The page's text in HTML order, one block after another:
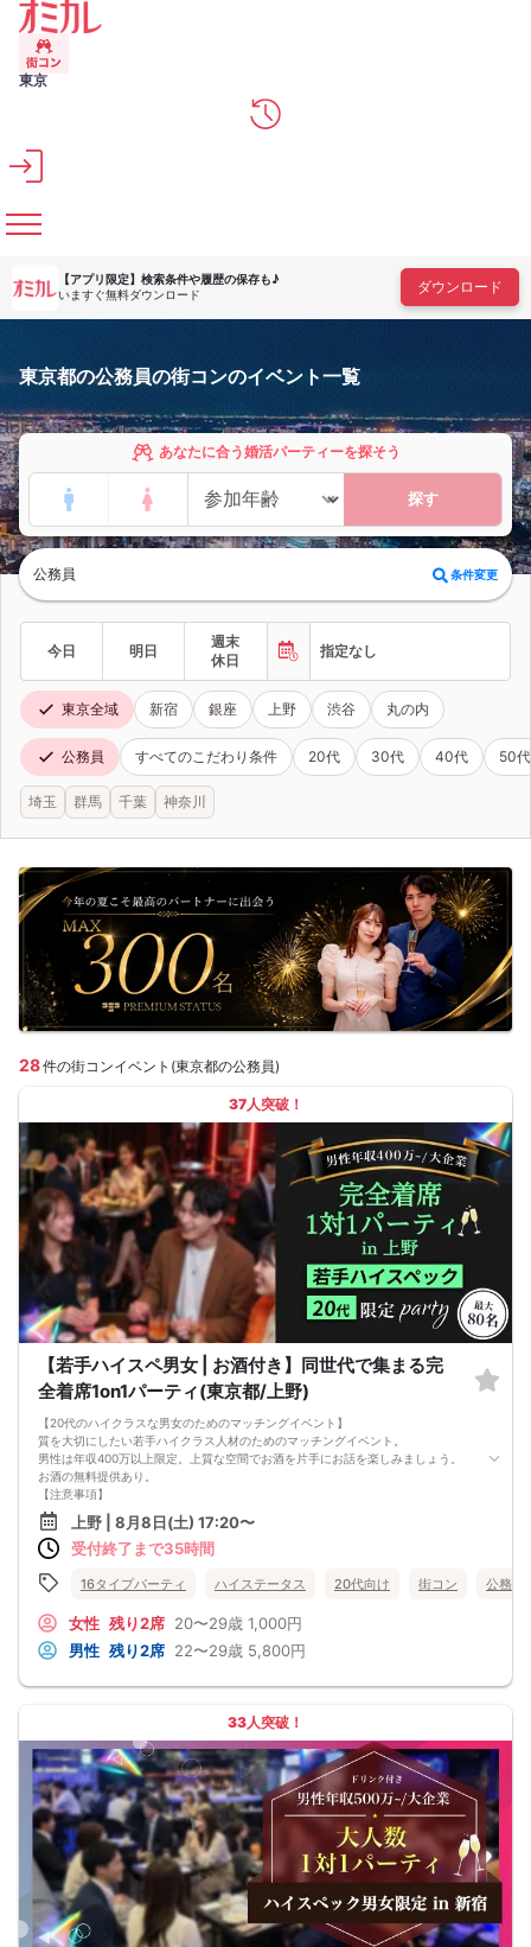
メインコンテンツへスキップ
東京
【アプリ限定】 検索条件や履歴の保存も♪
いますぐ無料ダウンロード
ダウンロード
東京都の公務員の街コンのイベント一覧
あなたに合う婚活パーティーを探そう
探す
公務員 条件変更
今日 明日
週末
休日
指定なし
東京全域 新宿 銀座 上野 渋谷 丸の内
公務員 すべてのこだわり条件 20代 30代 40代 50代
埼玉 群馬 千葉 神奈川
28件の街コンイベント(東京都の公務員)
37人突破！
【若手ハイスペ男女 | お酒付き】同世代で集まる完
全着席1on1パーティ(東京都/上野)
【20代のハイクラスな男女のためのマッチングイベント】
質を大切にしたい若手ハイクラス人材のためのマッチングイベント。
男性は年収400万以上限定。上質な空間でお酒を片手にお話を楽しみましょう。
お酒の無料提供あり。
【注意事項】
■当日の持ち物
・公的身分証明書 ※ご提示いただけない方はご参加いただけません
■留意事項
等）によりイベント中止になる可能性もございます。
・当日は時間に余裕をもってお越しください。10分以上の遅刻はご参加をお断り
する場合がございます。
【その他】
男女5対5
■飲食
アルコール/ソフトドリンク付き
上野 | 8月8日(土) 17:20〜
受付終了まで35時間
16タイプパーティ ハイステータス 20代向け 街コン 公務員
女性 残り2席 20〜29歳 1,000円
男性 残り2席 22〜29歳 5,800円
33人突破！